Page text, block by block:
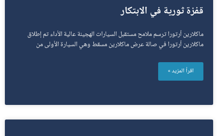
قفزة ثورية في الابتكار
ماكلارين أرتورا ترسم ملامح مستقبل السيارات الهجينة عالية الأداء تم إطلاق
ماكلارين أرتورا في صالة عرض ماكلارين مسقط وهي السيارة الأولى من
اقرأ المزيد »